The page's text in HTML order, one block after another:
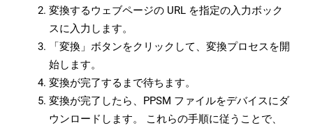
変換するウェブページの URL を指定の入力ボック
スに入力します。
「変換」ボタンをクリックして、変換プロセスを開
始します。
変換が完了するまで待ちます。
変換が完了したら、PPSM ファイルをデバイスにダ
ウンロードします。 これらの手順に従うことで、